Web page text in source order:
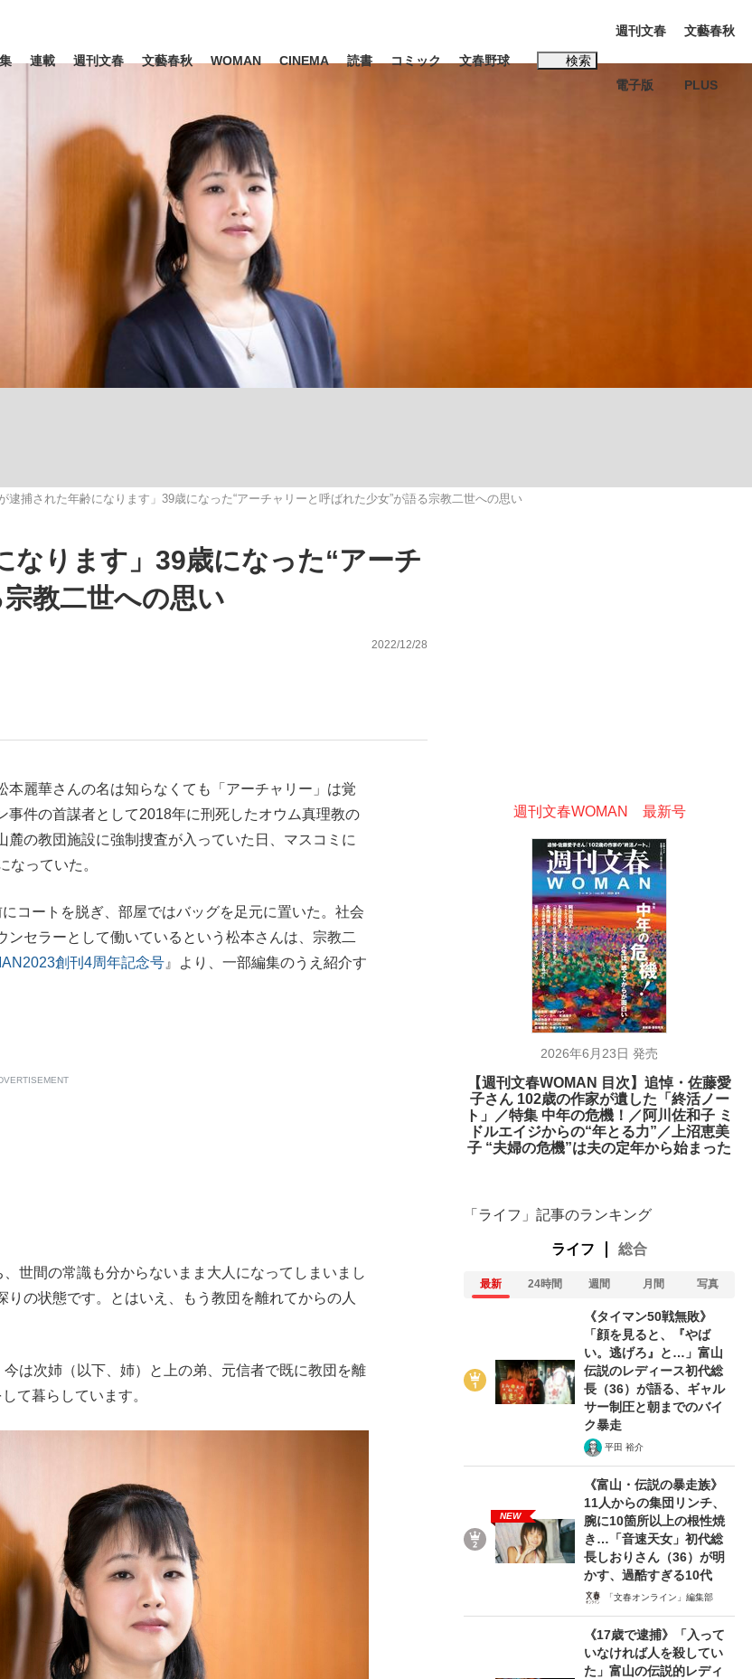
本代表監督に... 「最悪の空気のまま解散」WBC日本代表“敗戦”の真実 選手が明かす...
した“NPB聞... 「クマが悪者扱いされているのが悲しい」『北の国から』倉本聰氏（91...
代表・森保一監督...
もっと見る
観る将棋、読む将棋
連載 週刊文春 文藝春秋 WOMAN CINEMA 読書 コミック 文春野球 検索
#森岡毅 #城彰二
週刊文春
電子版
文藝春秋
PLUS
逮捕された年齢になります」39歳になった“アーチャリーと呼ばれた少女”が語る宗教二世への思い
なります」39歳になった“アーチ
教二世への思い
2022/12/28
麗華さんの名は知らなくても「アーチャリー」は覚
事件の首謀者として2018年に刑死したオウム真理教の
の教団施設に強制捜査が入っていた日、マスコミに
なっていた。
コートを脱ぎ、部屋ではバッグを足元に置いた。社会
ンセラーとして働いているという松本さんは、宗教二
創刊4周年記念号 』より、一部編集のうえ紹介す
世間の常識も分からないまま大人になってしまいまし
の状態です。とはいえ、もう教団を離れてからの人
は次姉（以下、姉）と上の弟、元信者で既に教団を離
て暮らしています。
週刊文春WOMAN 最新号
2026年6月23日 発売
【週刊文春WOMAN 目次】追悼・佐藤愛
子さん 102歳の作家が遺した「終活ノー
ト」／特集 中年の危機！／阿川佐和子 ミ
ドルエイジからの“年とる力”／上沼恵美
子 “夫婦の危機”は夫の定年から始まった
「ライフ」記事のランキング
ライフ 総合
最新 24時間 週間 月間 写真
《タイマン50戦無敗》
「顔を見ると、『やば
い。逃げろ』と…」富山
伝説のレディース初代総
長（36）が語る、ギャル
サー制圧と朝までのバイ
ク暴走
平田 裕介
NEW
《富山・伝説の暴走族》
11人からの集団リンチ、
腕に10箇所以上の根性焼
き…「音速天女」初代総
長しおりさん（36）が明
かす、過酷すぎる10代
「文春オンライン」編集部
《17歳で逮捕》「入って
いなければ人を殺してい
た」富山の伝説的レディ